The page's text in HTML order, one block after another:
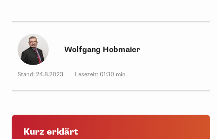
Wolfgang Hobmaier
Stand: 24.8.2023 Lesezeit: 01:30 min
Kurz erklärt